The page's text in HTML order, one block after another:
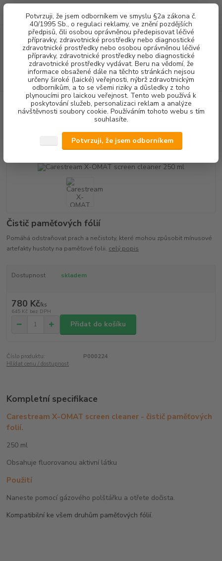
Potvrzuji, že jsem odborníkem ve smyslu §2a zákona č.
40/1995 Sb., o regulaci reklamy, ve znění pozdějších
předpisů, čili osobou oprávněnou předepisovat léčivé
přípravky, zdravotnické prostředky nebo diagnostické
zdravotnické prostředky nebo osobou oprávněnou léčivé
přípravky, zdravotnické prostředky nebo diagnostické
zdravotnické prostředky vydávat. Beru na vědomí, že
informace obsažené dále na těchto stránkách nejsou
určeny široké (laické) veřejnosti, nýbrž zdravotnickým
odborníkům, a to se všemi riziky a důsledky z toho
plynoucími pro laickou veřejnost. Tento web používá k
poskytování služeb, personalizaci reklam a analýze
návštěvnosti soubory cookie. Používáním tohoto webu s tím
souhlasíte.
Potvrzuji, že jsem odborníkem
Menu
CZK
Hledat
(Po-Pá, 8-16 hod.)
za0,00 Kč
RENTGENOLOGIE Carestream X-OMAT screen cleaner 250 ml
Carestream X-OMAT screen
cleaner 250 ml
Čistič paměťových fólií
Pomáhá odstraňovat prach a nečistoty, které mohou způsobit mínusové
artefakty hustoty na paměťové folii. celý popis
Dostupnost skladem
780 Kč/ks
645 Kč bez DPH
Přidat do košíku
Číslo produktu:
P000224
Hlídat cenu / dostupnost
Kompletní specifikace
Carestream X-OMAT screen cleaner - čistič paměťových
folií.
250 ml
Obsahuje fluorovanou aktivní látku
Použití
Naneste pomocí gázového polštářku a otřete dočista.
Kompatibilní ke všem druhům paměťových fólií.